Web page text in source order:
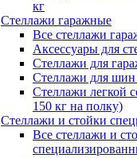
кг
Стеллажи гаражные
Все стеллажи
Аксессуары для
Стеллажи для
Стеллажи для шин
Стеллажи легкой
150 кг на полку)
Стеллажи и стойки
Все стеллажи и